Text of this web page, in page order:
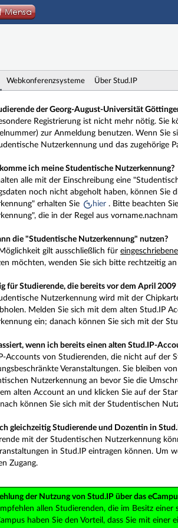
Fußzeile
Webkonferenzsysteme Über Stud.IP
der Georg-August-Universität
Registrierung ist nicht mehr nötig. Sie
zur Anmeldung benutzen. Wenn Sie
Nutzerkennung und das zugehörige
ich meine Studentische Nutzerkennung?
alle mit der Einschreibung eine
noch nicht abgeholt haben, können Sie
erhalten Sie
hier . Bitte beachten
die in der Regel aus
die "Studentische Nutzerkennung" nutzen?
gilt ausschließlich für
möchten, wenden Sie sich bitte rechtzeitig
für Studierende, die bereits vor dem April 2009
Nutzerkennung wird mit der
Melden Sie sich mit dem alten Stud.IP
ein; danach können Sie sich mit der
wenn ich bereits einen alten Stud.IP-
Accounts von Studierenden, die nicht auf der
Veranstaltungen. Sie bleiben
Nutzerkennung an bevor Sie die
alten Account an und klicken Sie auf der
können Sie sich mit der Studentischen
gleichzeitig Studierende und Dozentin in
mit der Studentischen Nutzerkennung
in Stud.IP eintragen können. Um
Zugang.
der Nutzung von Stud.IP über das
allen Studierenden, die im Besitz
haben Sie den Vorteil, dass Sie mit